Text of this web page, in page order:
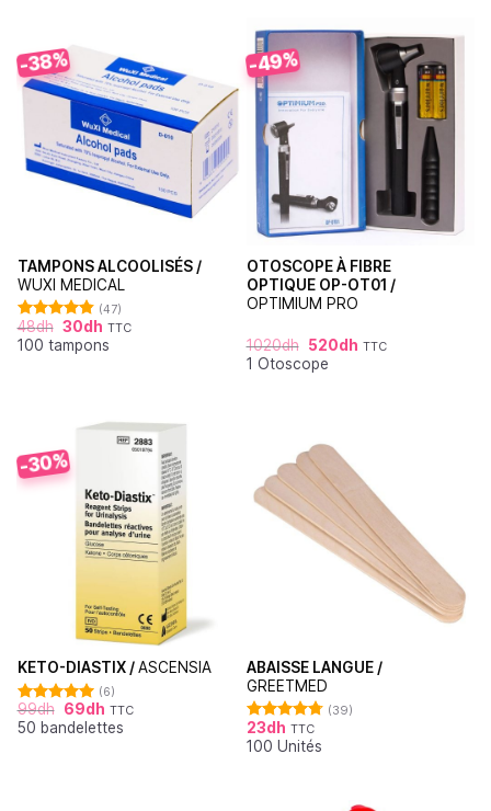
-38%
TAMPONS ALCOOLISÉS /
WUXI MEDICAL
Note 4.87
sur 5
(47)
48dh 30dh TTC
100 tampons
-49%
OTOSCOPE À FIBRE
OPTIQUE OP-OT01 /
OPTIMIUM PRO
1020dh 520dh TTC
1 Otoscope
-30%
KETO-DIASTIX /ASCENSIA
Note5.00
sur 5
(6)
99dh 69dh TTC
50 bandelettes
ABAISSE LANGUE /
GREETMED
Note4.79
sur 5
(39)
23dh TTC
100 Unités